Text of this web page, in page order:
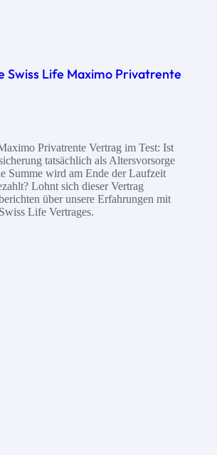
Swiss Life Maximo Privatrente
Privatrente Vertrag im Test: Ist
tatsächlich als Altersvorsorge
Summe wird am Ende der Laufzeit
Lohnt sich dieser Vertrag
über unsere Erfahrungen mit
Life Vertrages.